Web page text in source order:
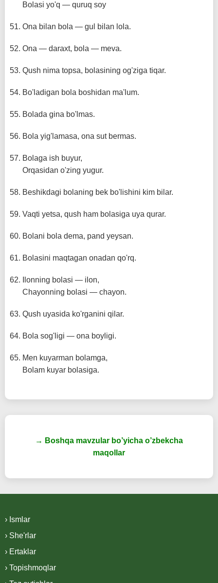
Bolasi yo'q — quruq soy
Ona bilan bola — gul bilan lola.
Ona — daraxt, bola — meva.
Qush nima topsa, bolasining og'ziga tiqar.
Bo'ladigan bola boshidan ma'lum.
Bolada gina bo'lmas.
Bola yig'lamasa, ona sut bermas.
Bolaga ish buyur,
Orqasidan o'zing yugur.
Beshikdagi bolaning bek bo'lishini kim bilar.
Vaqti yetsa, qush ham bolasiga uya qurar.
Bolani bola dema, pand yeysan.
Bolasini maqtagan onadan qo'rq.
Ilonning bolasi — ilon,
Chayonning bolasi — chayon.
Qush uyasida ko'rganini qilar.
Bola sog'ligi — ona boyligi.
Men kuyarman bolamga,
Bolam kuyar bolasiga.
→ Boshqa mavzular bo’yicha o’zbekcha
maqollar
› Ismlar
› She'rlar
› Ertaklar
› Topishmoqlar